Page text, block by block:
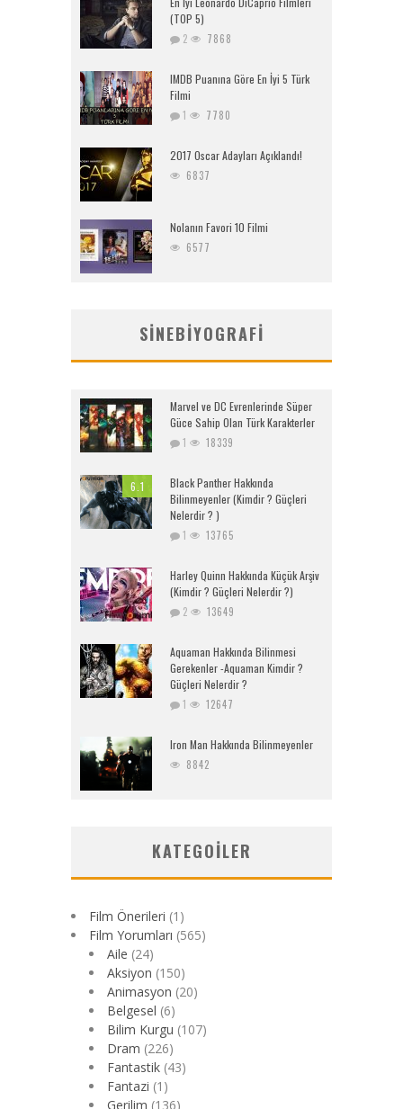
(TOP 5)
2 7868
IMDB Puanına Göre En İyi 5 Türk
Filmi
1 7780
2017 Oscar Adayları Açıklandı!
6837
Nolanın Favori 10 Filmi
6577
SINEBIYOGRAFI
Marvel ve DC Evrenlerinde Süper
Güce Sahip Olan Türk Karakterler
1 18339
6.1
Black Panther Hakkında
Bilinmeyenler (Kimdir ? Güçleri
Nelerdir ? )
1 13765
Harley Quinn Hakkında Küçük Arşiv
(Kimdir ? Güçleri Nelerdir ?)
2 13649
Aquaman Hakkında Bilinmesi
Gerekenler -Aquaman Kimdir ?
Güçleri Nelerdir ?
1 12647
Iron Man Hakkında Bilinmeyenler
8842
KATEGOILER
Film Önerileri (1)
Film Yorumları (565)
Aile (24)
Aksiyon (150)
Animasyon (20)
Belgesel (6)
Bilim Kurgu (107)
Dram (226)
Fantastik (43)
Fantazi (1)
Gerilim (136)